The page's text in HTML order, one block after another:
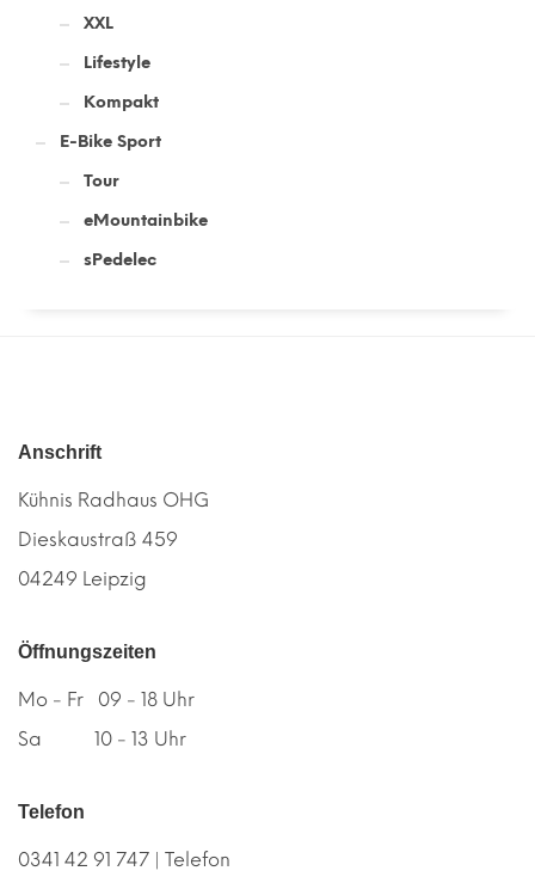
XXL
Lifestyle
Kompakt
E-Bike Sport
Tour
eMountainbike
sPedelec
Anschrift
Kühnis Radhaus OHG
Dieskaustraß 459
04249 Leipzig
Öffnungszeiten
Mo - Fr 09 - 18 Uhr
Sa 10 - 13 Uhr
Telefon
0341 42 91 747 | Telefon